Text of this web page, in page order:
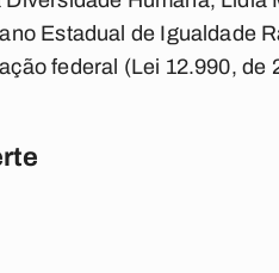
Estadual de Igualdade
federal (Lei 12.990, de